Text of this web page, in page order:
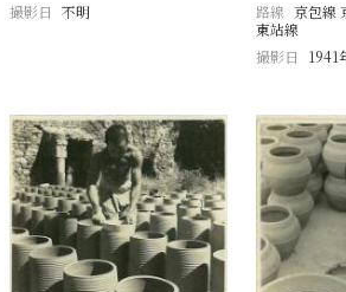
撮影日 不明
路線 京包線
東站線
撮影日
1941